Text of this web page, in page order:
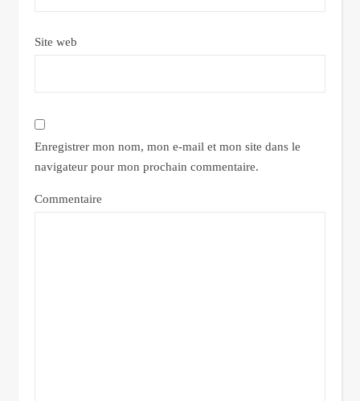
Site web
Enregistrer mon nom, mon e-mail et mon site dans le
navigateur pour mon prochain commentaire.
Commentaire